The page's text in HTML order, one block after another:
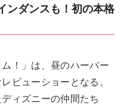
ダンスも！初の本格
！」は、昼のハーバー
ビューショーとなる。
ィズニーの仲間たち